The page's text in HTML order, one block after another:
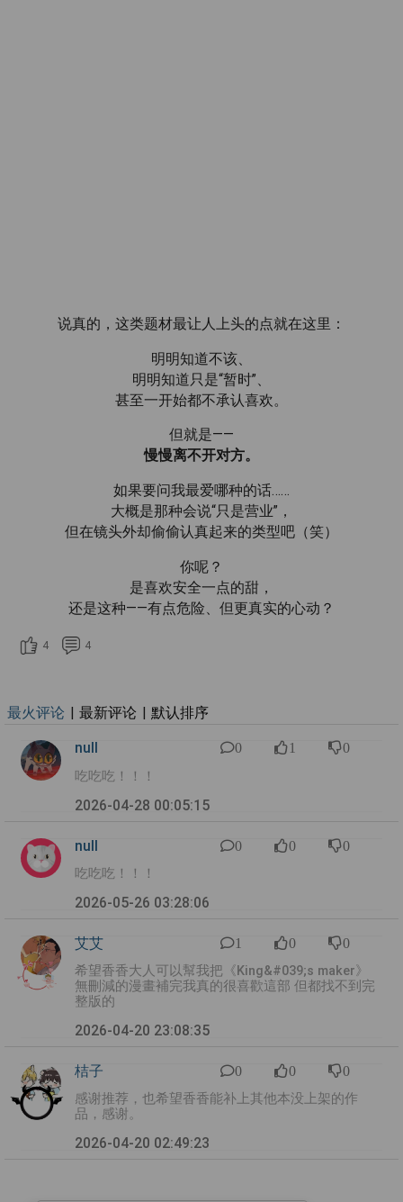
说真的，这类题材最让人上头的点就在这里：
明明知道不该、
明明知道只是“暂时”、
甚至一开始都不承认喜欢。
但就是——
慢慢离不开对方。
如果要问我最爱哪种的话……
大概是那种会说“只是营业”，
但在镜头外却偷偷认真起来的类型吧（笑）
你呢？
是喜欢安全一点的甜，
还是这种——有点危险、但更真实的心动？
4 4
最火评论 最新评论 默认排序
null 0 1 0
吃吃吃！！！
2026-04-28 00:05:15
null 0 0 0
吃吃吃！！！
2026-05-26 03:28:06
艾艾 1 0 0
希望香香大人可以幫我把《King&#039;s maker》
無刪減的漫畫補完我真的很喜歡這部 但都找不到完
整版的
2026-04-20 23:08:35
桔子 0 0 0
感谢推荐，也希望香香能补上其他本没上架的作
品，感谢。
2026-04-20 02:49:23